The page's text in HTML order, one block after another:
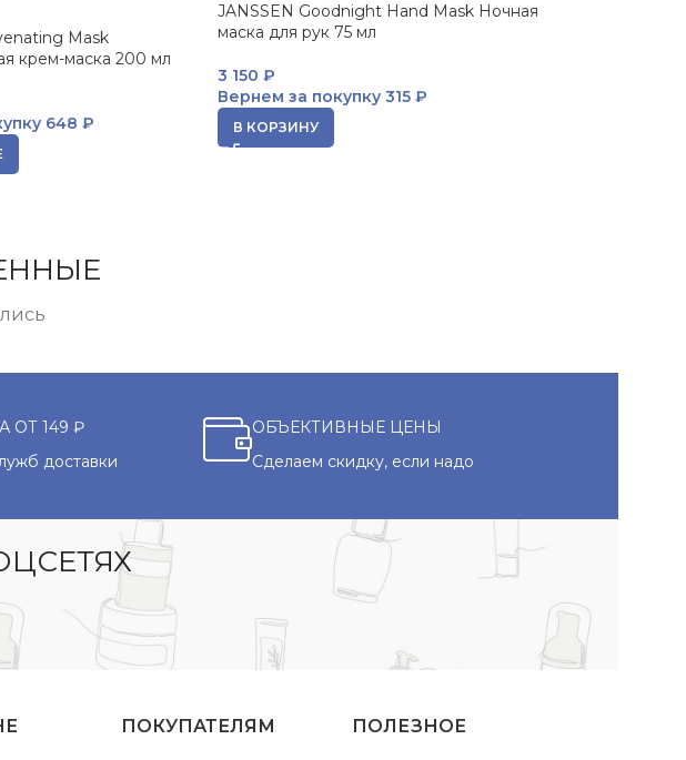
Mask
крем-маска 200 мл
648 ₽
JANSSEN Goodnight Hand Mask Ночная
маска для рук 75 мл
3 150 ₽
Вернем за покупку315 ₽
В КОРЗИНУ
ОТ 149 ₽
доставки
ОБЪЕКТИВНЫЕ ЦЕНЫ
Сделаем скидку, если надо
ПОКУПАТЕЛЯМ ПОЛЕЗНОЕ